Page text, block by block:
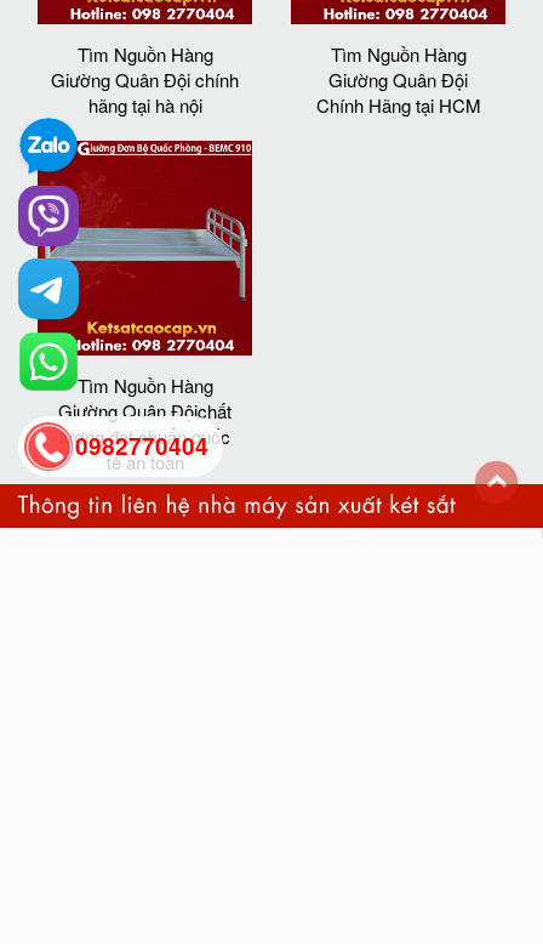
Tìm Nguồn Hàng
Giường Quân Đội chính
hãng tại hà nội
Tìm Nguồn Hàng
Giường Quân Đội
Chính Hãng tại HCM
Tìm Nguồn Hàng
Giường Quân Độichất
lượng đạt chuẩn quốc
tế an toàn
0982770404
back